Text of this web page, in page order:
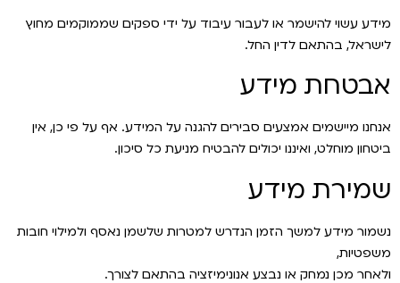
מידע עשוי להישמר או לעבור עיבוד על ידי ספקים שממוקמים מחוץ
לישראל, בהתאם לדין החל.
אבטחת מידע
אנחנו מיישמים אמצעים סבירים להגנה על המידע. אף על פי כן, אין
ביטחון מוחלט, ואיננו יכולים להבטיח מניעת כל סיכון.
שמירת מידע
נשמור מידע למשך הזמן הנדרש למטרות שלשמן נאסף ולמילוי חובות
משפטיות,
ולאחר מכן נמחק או נבצע אנונימיזציה בהתאם לצורך.